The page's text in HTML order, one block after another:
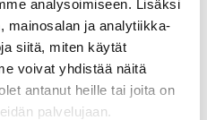
analysoimiseen. Lisäksi
mainosalan ja analytiikka-
siitä, miten käytät
voivat yhdistää näitä
antanut heille tai joita on
palvelujaan.
Tekninen osasto,